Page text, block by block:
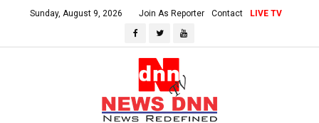
Sunday, August 9, 2026 Join As Reporter Contact LIVE TV